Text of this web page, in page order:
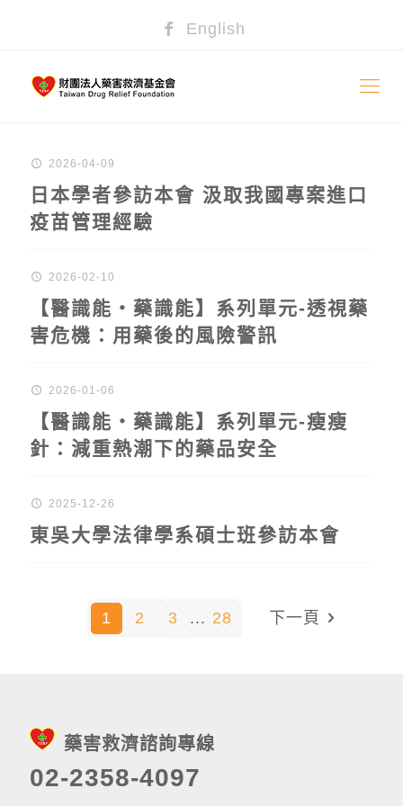
English
2026-04-09
日本學者參訪本會 汲取我國專案進口
疫苗管理經驗
2026-02-10
【醫識能‧藥識能】系列單元-透視藥
害危機：用藥後的風險警訊
2026-01-06
【醫識能‧藥識能】系列單元-瘦瘦
針：減重熱潮下的藥品安全
2025-12-26
東吳大學法律學系碩士班參訪本會
1 2 3 ... 28 下一頁
藥害救濟諮詢專線
02-2358-4097